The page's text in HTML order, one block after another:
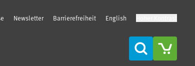
Newsletter Barrierefreiheit English
Suche